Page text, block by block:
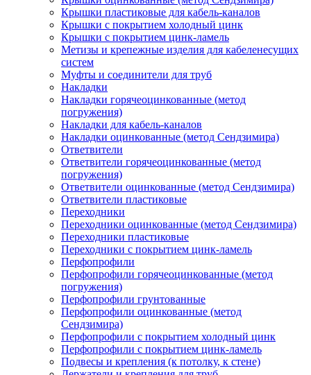
Крышки пластиковые для кабель-каналов
Крышки с покрытием холодный цинк
Крышки с покрытием цинк-ламель
Метизы и крепежные изделия для кабеленесущих
систем
Муфты и соединители для труб
Накладки
Накладки горячеоцинкованные (метод
погружения)
Накладки для кабель-каналов
Накладки оцинкованные (метод Сендзимира)
Ответвители
Ответвители горячеоцинкованные (метод
погружения)
Ответвители оцинкованные (метод Сендзимира)
Ответвители пластиковые
Переходники
Переходники оцинкованные (метод Сендзимира)
Переходники пластиковые
Переходники с покрытием цинк-ламель
Перфопрофили
Перфопрофили горячеоцинкованные (метод
погружения)
Перфопрофили грунтованные
Перфопрофили оцинкованные (метод
Сендзимира)
Перфопрофили с покрытием холодный цинк
Перфопрофили с покрытием цинк-ламель
Подвесы и крепления (к потолку, к стене)